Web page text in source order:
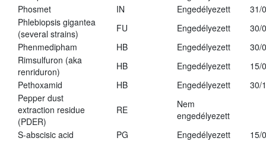
Phosmet
IN Engedélyezett
31/
Phlebiopsis gigantea
(several strains)
FU Engedélyezett
30/
Phenmedipham
HB Engedélyezett
30/
Rimsulfuron (aka
renriduron)
HB Engedélyezett
15/
Pethoxamid
HB Engedélyezett
30/
Pepper dust
extraction residue
(PDER)
RE
Nem
engedélyezett
S-abscisic acid
PG Engedélyezett
15/